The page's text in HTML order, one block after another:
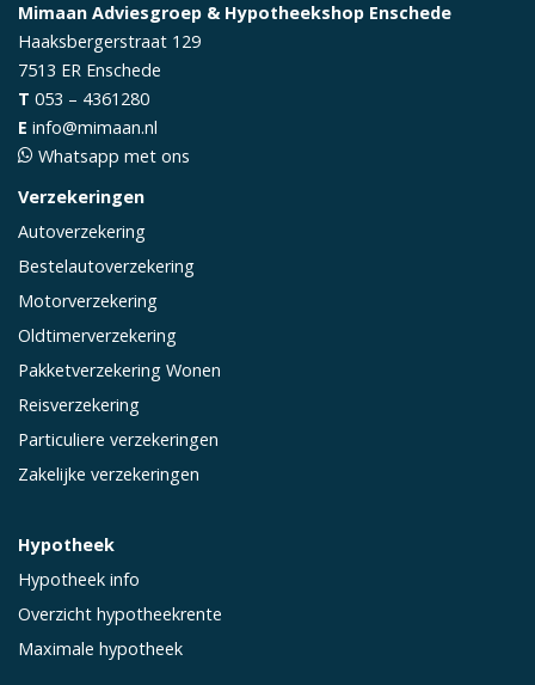
Mimaan Adviesgroep & Hypotheekshop Enschede
Haaksbergerstraat 129
7513 ER Enschede
T 053 – 4361280
E info@mimaan.nl
Whatsapp met ons
Verzekeringen
Autoverzekering
Bestelautoverzekering
Motorverzekering
Oldtimerverzekering
Pakketverzekering Wonen
Reisverzekering
Particuliere verzekeringen
Zakelijke verzekeringen
Hypotheek
Hypotheek info
Overzicht hypotheekrente
Maximale hypotheek